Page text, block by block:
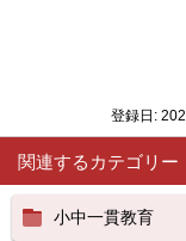
登録日:
関連するカテゴリー
小中一貫教育